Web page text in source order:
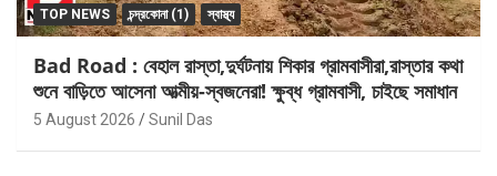
TOP NEWS চন্দ্রকোনা (1) স্বাস্থ্য
Bad Road : বেহাল রাস্তা,দুর্ঘটনায় শিকার গ্রামবাসীরা,রাস্তার কথা
শুনে বাড়িতে আসেনা আত্মীয়-স্বজনেরা! ক্ষুব্ধ গ্রামবাসী, চাইছে সমাধান
5 August 2026 Sunil Das